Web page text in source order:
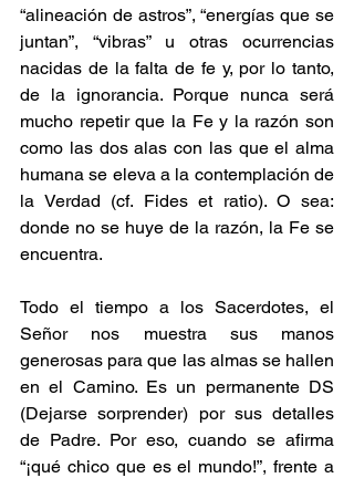
“alineación de astros”, “energías que se
juntan”, “vibras” u otras ocurrencias
nacidas de la falta de fe y, por lo tanto,
de la ignorancia. Porque nunca será
mucho repetir que la Fe y la razón son
como las dos alas con las que el alma
humana se eleva a la contemplación de
la Verdad (cf. Fides et ratio). O sea:
donde no se huye de la razón, la Fe se
encuentra.
Todo el tiempo a los Sacerdotes, el
Señor nos muestra sus manos
generosas para que las almas se hallen
en el Camino. Es un permanente DS
(Dejarse sorprender) por sus detalles
de Padre. Por eso, cuando se afirma
“¡qué chico que es el mundo!”, frente a